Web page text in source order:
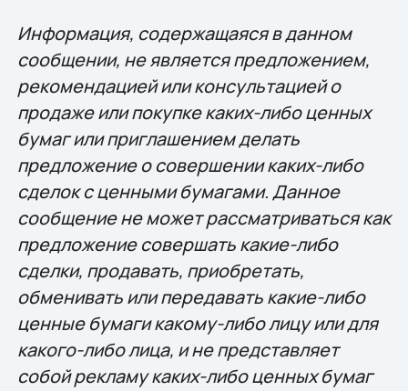
Информация, содержащаяся в данном
сообщении, не является предложением,
рекомендацией или консультацией о
продаже или покупке каких-либо ценных
бумаг или приглашением делать
предложение о совершении каких-либо
сделок с ценными бумагами. Данное
сообщение не может рассматриваться как
предложение совершать какие-либо
сделки, продавать, приобретать,
обменивать или передавать какие-либо
ценные бумаги какому-либо лицу или для
какого-либо лица, и не представляет
собой рекламу каких-либо ценных бумаг